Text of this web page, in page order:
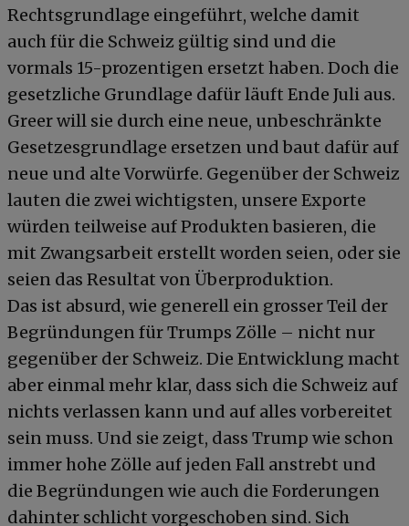
Rechtsgrundlage eingeführt, welche damit
auch für die Schweiz gültig sind und die
vormals 15-prozentigen ersetzt haben. Doch die
gesetzliche Grundlage dafür läuft Ende Juli aus.
Greer will sie durch eine neue, unbeschränkte
Gesetzesgrundlage ersetzen und baut dafür auf
neue und alte Vorwürfe. Gegenüber der Schweiz
lauten die zwei wichtigsten, unsere Exporte
würden teilweise auf Produkten basieren, die
mit Zwangsarbeit erstellt worden seien, oder sie
seien das Resultat von Überproduktion.
Das ist absurd, wie generell ein grosser Teil der
Begründungen für Trumps Zölle – nicht nur
gegenüber der Schweiz. Die Entwicklung macht
aber einmal mehr klar, dass sich die Schweiz auf
nichts verlassen kann und auf alles vorbereitet
sein muss. Und sie zeigt, dass Trump wie schon
immer hohe Zölle auf jeden Fall anstrebt und
die Begründungen wie auch die Forderungen
dahinter schlicht vorgeschoben sind. Sich